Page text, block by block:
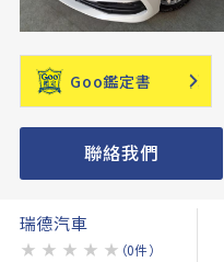
Goo鑑定書
聯絡我們
瑞德汽車
★ ★ ★ ★ ★ （0件）